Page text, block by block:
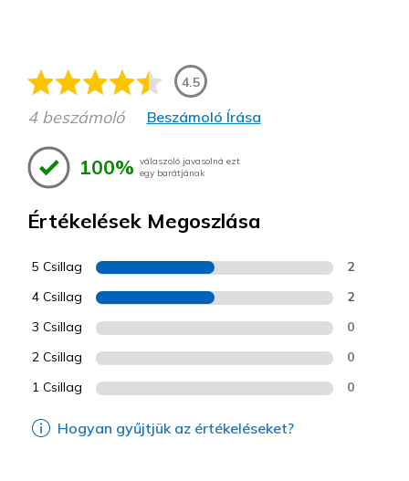
4.5
4 beszámoló Beszámoló Írása
100% válaszoló javasolná ezt
egy barátjának
Értékelések Megoszlása
5 Csillag 2
4 Csillag 2
3 Csillag 0
2 Csillag 0
1 Csillag 0
Hogyan gyűjtjük az értékeléseket?